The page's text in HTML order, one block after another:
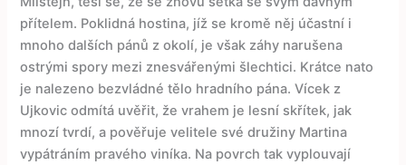
přítelem. Poklidná hostina, jíž se kromě něj účastní i
mnoho dalších pánů z okolí, je však záhy narušena
ostrými spory mezi znesvářenými šlechtici. Krátce nato
je nalezeno bezvládné tělo hradního pána. Vícek z
Ujkovic odmítá uvěřit, že vrahem je lesní skřítek, jak
mnozí tvrdí, a pověřuje velitele své družiny Martina
vypátráním pravého viníka. Na povrch tak vyplouvají